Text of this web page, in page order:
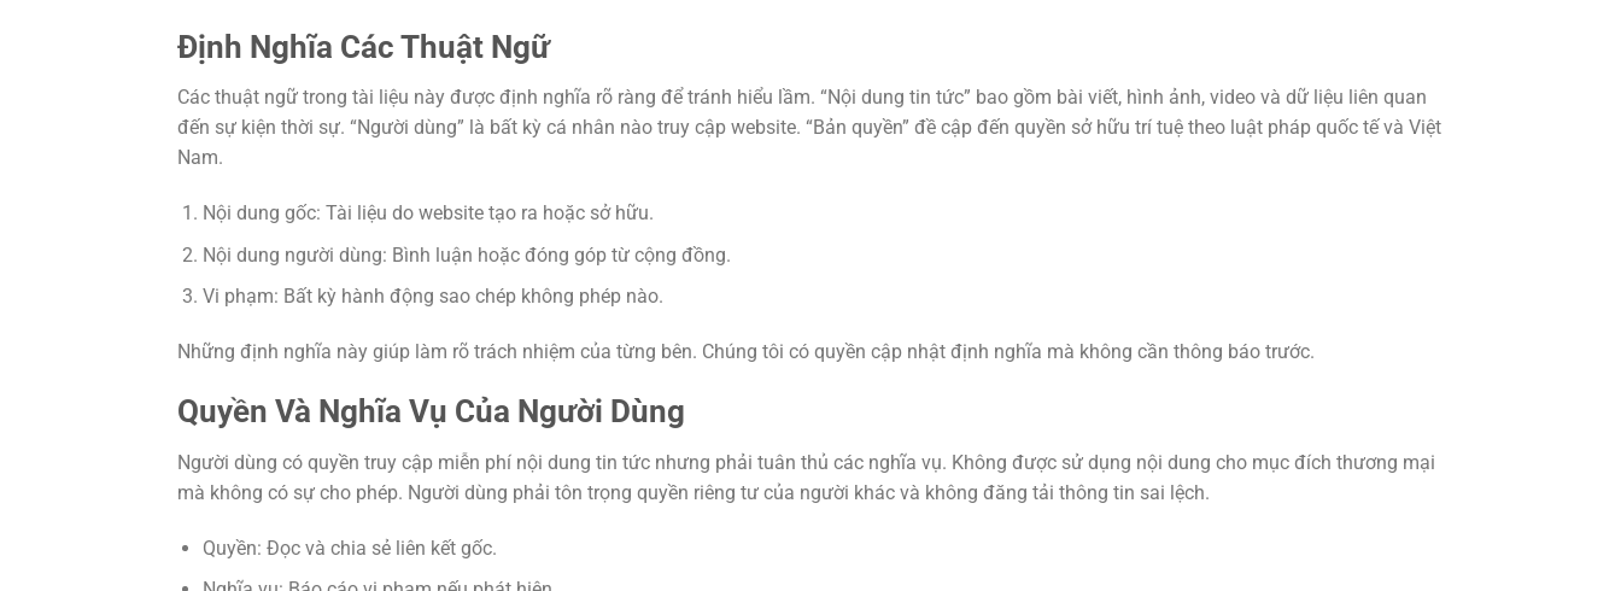
Định Nghĩa Các Thuật Ngữ
Các thuật ngữ trong tài liệu này được định nghĩa rõ ràng để tránh hiểu lầm. “Nội dung tin tức” bao gồm bài viết, hình ảnh, video và dữ liệu liên quan
đến sự kiện thời sự. “Người dùng” là bất kỳ cá nhân nào truy cập website. “Bản quyền” đề cập đến quyền sở hữu trí tuệ theo luật pháp quốc tế và Việt
Nam.
Nội dung gốc: Tài liệu do website tạo ra hoặc sở hữu.
Nội dung người dùng: Bình luận hoặc đóng góp từ cộng đồng.
Vi phạm: Bất kỳ hành động sao chép không phép nào.
Những định nghĩa này giúp làm rõ trách nhiệm của từng bên. Chúng tôi có quyền cập nhật định nghĩa mà không cần thông báo trước.
Quyền Và Nghĩa Vụ Của Người Dùng
Người dùng có quyền truy cập miễn phí nội dung tin tức nhưng phải tuân thủ các nghĩa vụ. Không được sử dụng nội dung cho mục đích thương mại
mà không có sự cho phép. Người dùng phải tôn trọng quyền riêng tư của người khác và không đăng tải thông tin sai lệch.
Quyền: Đọc và chia sẻ liên kết gốc.